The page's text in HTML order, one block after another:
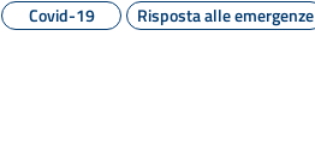
Covid-19 Risposta alle emergenze